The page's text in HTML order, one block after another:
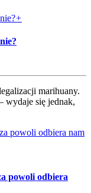
+
marihuany.
wydaje się jednak,
powoli odbiera